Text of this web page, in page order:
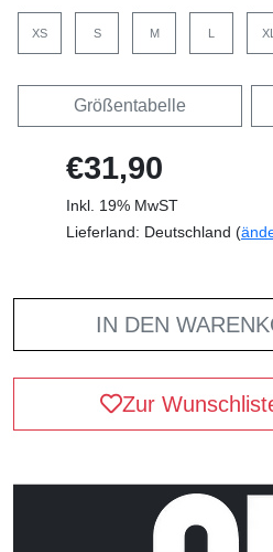
XS S M L XL
Größentabelle
€31,90
Inkl. 19% MwST
Lieferland: Deutschland (
IN DEN
Zur